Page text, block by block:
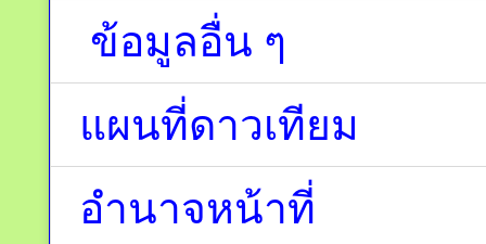
ข้อมูลอื่น ๆ
แผนที่ดาวเทียม
อำนาจหน้าที่